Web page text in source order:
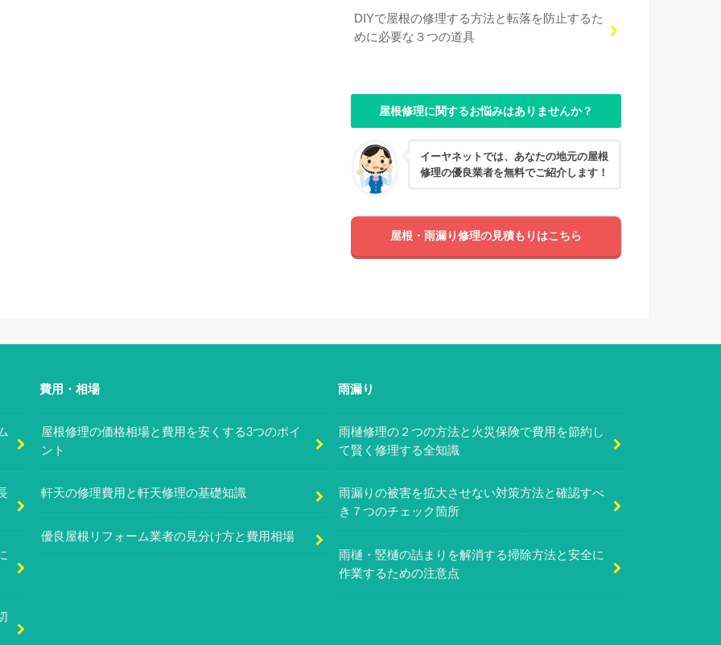
DIYで屋根の修理する方法と転落を防止するた
めに必要な３つの道具
屋根修理に関するお悩みはありませんか？
イーヤネットでは、あなたの地元の屋根
修理の優良業者を無料でご紹介します！
屋根・雨漏り修理の見積もりはこちら
費用・相場
屋根修理の価格相場と費用を安くする3つのポイ
ント
軒天の修理費用と軒天修理の基礎知識
優良屋根リフォーム業者の見分け方と費用相場
雨漏り
雨樋修理の２つの方法と火災保険で費用を節約し
て賢く修理する全知識
雨漏りの被害を拡大させない対策方法と確認すべ
き７つのチェック箇所
雨樋・竪樋の詰まりを解消する掃除方法と安全に
作業するための注意点